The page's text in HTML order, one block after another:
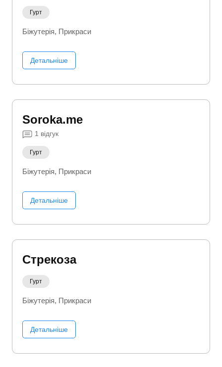
Гурт
Біжутерія Прикраси
Детальніше
Soroka.me
1 відгук
Гурт
Біжутерія Прикраси
Детальніше
Стрекоза
Гурт
Біжутерія Прикраси
Детальніше